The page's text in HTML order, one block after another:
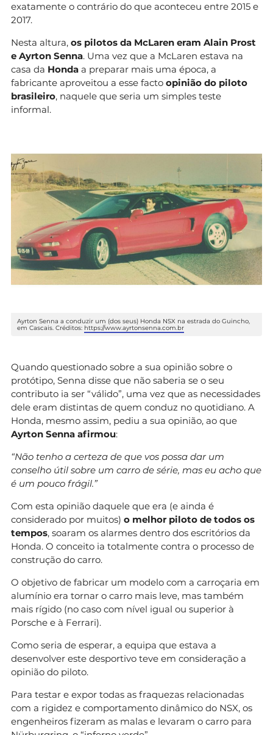
exatamente o contrário do que aconteceu entre 2015 e
2017.
Nesta altura, os pilotos da McLaren eram Alain Prost
e Ayrton Senna. Uma vez que a McLaren estava na
casa da Honda a preparar mais uma época, a
fabricante aproveitou a esse facto opinião do piloto
brasileiro, naquele que seria um simples teste
informal.
Ayrton Senna a conduzir um (dos seus) Honda NSX na estrada do Guincho,
em Cascais. Créditos: https://www.ayrtonsenna.com.br
Quando questionado sobre a sua opinião sobre o
protótipo, Senna disse que não saberia se o seu
contributo ia ser “válido”, uma vez que as necessidades
dele eram distintas de quem conduz no quotidiano. A
Honda, mesmo assim, pediu a sua opinião, ao que
Ayrton Senna afirmou:
“Não tenho a certeza de que vos possa dar um
conselho útil sobre um carro de série, mas eu acho que
é um pouco frágil.”
Com esta opinião daquele que era (e ainda é
considerado por muitos) o melhor piloto de todos os
tempos, soaram os alarmes dentro dos escritórios da
Honda. O conceito ia totalmente contra o processo de
construção do carro.
O objetivo de fabricar um modelo com a carroçaria em
alumínio era tornar o carro mais leve, mas também
mais rígido (no caso com nível igual ou superior à
Porsche e à Ferrari).
Como seria de esperar, a equipa que estava a
desenvolver este desportivo teve em consideração a
opinião do piloto.
Para testar e expor todas as fraquezas relacionadas
com a rigidez e comportamento dinâmico do NSX, os
engenheiros fizeram as malas e levaram o carro para